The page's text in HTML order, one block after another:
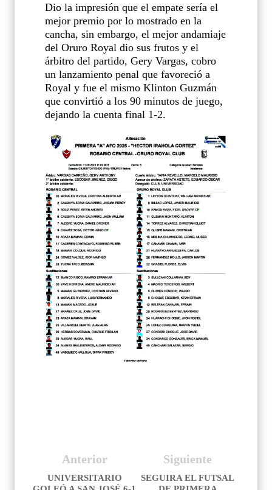
Dio la impresión que el empate sería el
mejor premio por lo mostrado en la
cancha, sin embargo, el mejor andamiaje
del Oruro Royal dio sus frutos y el
árbitro del partido, Gery Vargas, cobro
un lanzamiento penal que favoreció a
Royal y fue el mismo Klinton Guzmán
que convirtió a los 90 minutos de juego,
dejando la cuenta final 1-2.
Siguiente
SEGUIRA EL FUTSAL
Anterior
UNIVERSITARIO